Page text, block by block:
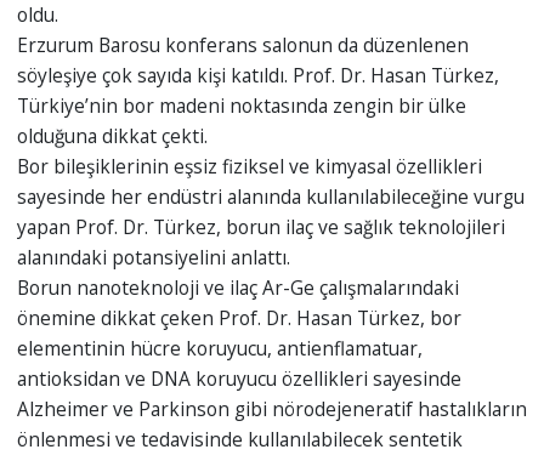
oldu.
Erzurum Barosu konferans salonun da düzenlenen
söyleşiye çok sayıda kişi katıldı. Prof. Dr. Hasan Türkez,
Türkiye’nin bor madeni noktasında zengin bir ülke
olduğuna dikkat çekti.
Bor bileşiklerinin eşsiz fiziksel ve kimyasal özellikleri
sayesinde her endüstri alanında kullanılabileceğine vurgu
yapan Prof. Dr. Türkez, borun ilaç ve sağlık teknolojileri
alanındaki potansiyelini anlattı.
Borun nanoteknoloji ve ilaç Ar-Ge çalışmalarındaki
önemine dikkat çeken Prof. Dr. Hasan Türkez, bor
elementinin hücre koruyucu, antienflamatuar,
antioksidan ve DNA koruyucu özellikleri sayesinde
Alzheimer ve Parkinson gibi nörodejeneratif hastalıkların
önlenmesi ve tedavisinde kullanılabilecek sentetik